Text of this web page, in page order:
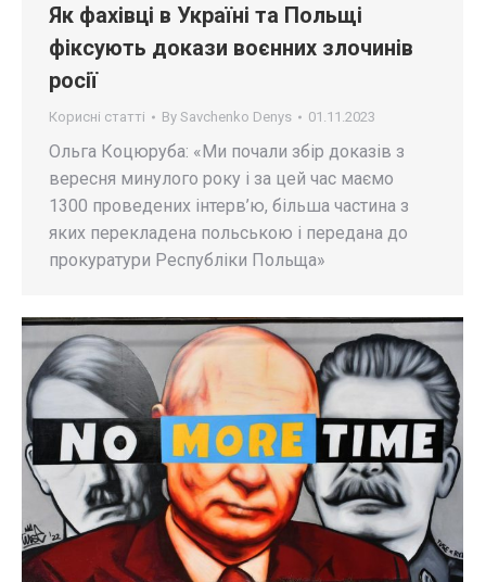
Як фахівці в Україні та Польщі
фіксують докази воєнних злочинів
росії
Корисні статті By Savchenko Denys 01.11.2023
Ольга Коцюруба: «Ми почали збір доказів з
вересня минулого року і за цей час маємо
1300 проведених інтерв’ю, більша частина з
яких перекладена польською і передана до
прокуратури Республіки Польща»